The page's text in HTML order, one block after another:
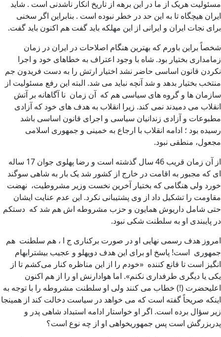
مسئولیت هریک از ما در این برهه از تاریخ انکار ناشدنی است . شاید
ایران هیچگاه تا به این حد در خطر نبوده است . بنابراین اگر سخنی
برای نجات ایران و ایرانی از این مهلکه باید گفت هم اکنون باید گفت.
شخصاً براین باورم که بهترین هنگام اصلاحات در ایران در زمان
زمامداری بختیار بود. شاه با وجود اعتراف به خطاهای خود و اجرا
نکردن قانون اساسی حاضر نشد اختیار ارتش را به دست فریدون جم
منتخب بختیار بدهد و شد آنچه نباید می شد. البته این رفع مسئولیت از
سازمان ها و گروه های سیاسی هم که آن زمان نا آگاهانه بر آتش
انقلاب می دمیدند نمی کند. زیرا انقلاب به هدف های خود که آزادی
مطبوعات و آزادی زندانیان سیاسی و اجرای قانون اساسی باشد
رسیده بود ؛ ادامه انقلاب با ارجاع به خمینی و جمهوری اسلامی
مجعول، منطقی نبود.
از آن زمان قریب 46 سال گذشته است و رضا پهلوی جوان 17 ساله
ای که مجبور به اقامت در خارج از کشور شد یک بار به شاهی سوگند
خورد ولی هنگامی که بختیار آخرین نخست وزیر مشروطیت، نهضت
مقاومت را تشکیل داد از وی پشتیبانی نکرد. این عدم عنایت ایشان
حتی شامل داریوش همایون و حزب مشروطه اش هم شد که دستکم
در پایبندی او به سلطنت شکی نبود.
امروز هدف رسمی نهایی او در صورت برکناری ج ا ، هم سلطنت هم
جمهوری است! پاسخ او برای این هدف دوپهلو و عجیب بیشترابهام
انگیز است تا قانع کننده «خودم را از این مناظره کنار می‌کشم تا از
یکی یا دیگری طرفداری نکنم». اما هوادارنش او را از هم اکنون
اعلیحضرت (!) خطاب می کنند ولی او سلطنت مشروطه را با توجه به
اینکه صریحاً گفته است که می خواهد در سیاست دخالت کند از همینجا
زیر سؤال برده است. اگر او خواستار ادامه استبداد شاهی پدر و
پدربزرگش است پس جمهوریخواهی او از چه نوع است؟